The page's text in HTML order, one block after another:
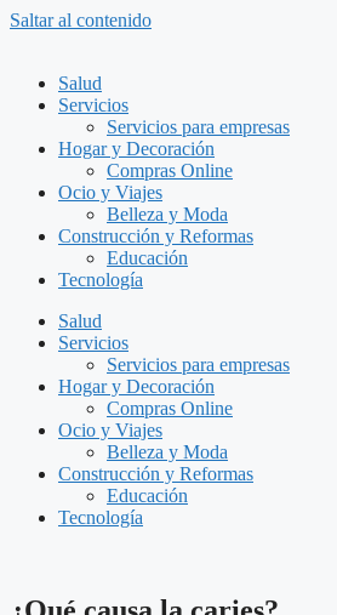
Saltar al contenido
Salud
Servicios
Servicios para empresas
Hogar y Decoración
Compras Online
Ocio y Viajes
Belleza y Moda
Construcción y Reformas
Educación
Tecnología
Salud
Servicios
Servicios para empresas
Hogar y Decoración
Compras Online
Ocio y Viajes
Belleza y Moda
Construcción y Reformas
Educación
Tecnología